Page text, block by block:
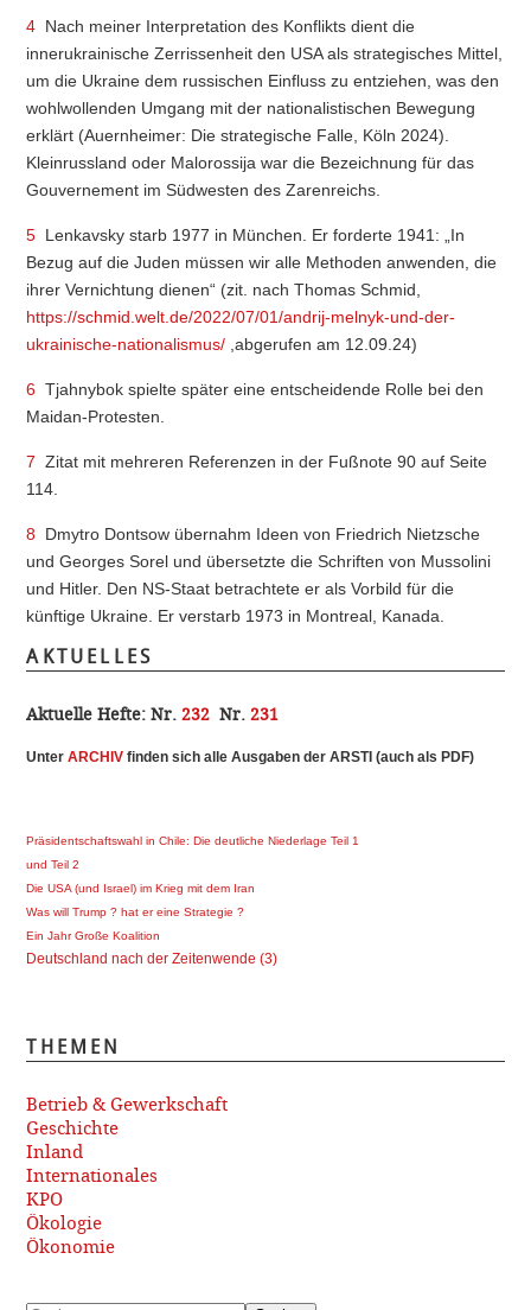
4 Nach meiner Interpretation des Konflikts dient die
innerukrainische Zerrissenheit den USA als strategisches Mittel,
um die Ukraine dem russischen Einfluss zu entziehen, was den
wohlwollenden Umgang mit der nationalistischen Bewegung
erklärt (Auernheimer: Die strategische Falle, Köln 2024).
Kleinrussland oder Malorossija war die Bezeichnung für das
Gouvernement im Südwesten des Zarenreichs.
5 Lenkavsky starb 1977 in München. Er forderte 1941: „In
Bezug auf die Juden müssen wir alle Methoden anwenden, die
ihrer Vernichtung dienen“ (zit. nach Thomas Schmid,
https://schmid.welt.de/2022/07/01/andrij-melnyk-und-der-
ukrainische-nationalismus/ ,abgerufen am 12.09.24)
6 Tjahnybok spielte später eine entscheidende Rolle bei den
Maidan-Protesten.
7 Zitat mit mehreren Referenzen in der Fußnote 90 auf Seite
114.
8 Dmytro Dontsow übernahm Ideen von Friedrich Nietzsche
und Georges Sorel und übersetzte die Schriften von Mussolini
und Hitler. Den NS-Staat betrachtete er als Vorbild für die
künftige Ukraine. Er verstarb 1973 in Montreal, Kanada.
AKTUELLES
Aktuelle Hefte: Nr.232 Nr.231
UnterARCHIV finden sich alle Ausgaben der ARSTI (auch als PDF)
Präsidentschaftswahl in Chile: Die deutliche Niederlage Teil 1
und Teil 2
Die USA (und Israel) im Krieg mit dem Iran
Was will Trump ? hat er eine Strategie ?
Ein Jahr Große Koalition
Deutschland nach der Zeitenwende (3)
THEMEN
Betrieb & Gewerkschaft
Geschichte
Inland
Internationales
KPO
Ökologie
Ökonomie